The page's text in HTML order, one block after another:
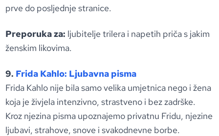
prve do posljednje stranice.
Preporuka za: ljubitelje trilera i napetih priča s jakim
ženskim likovima.
9. Frida Kahlo: Ljubavna pisma
Frida Kahlo nije bila samo velika umjetnica nego i žena
koja je živjela intenzivno, strastveno i bez zadrške.
Kroz njezina pisma upoznajemo privatnu Fridu, njezine
ljubavi, strahove, snove i svakodnevne borbe.